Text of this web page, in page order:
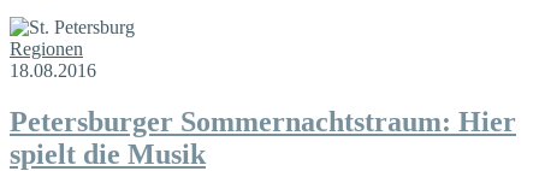
Regionen
18.08.2016
Petersburger Sommernachtstraum: Hier
spielt die Musik